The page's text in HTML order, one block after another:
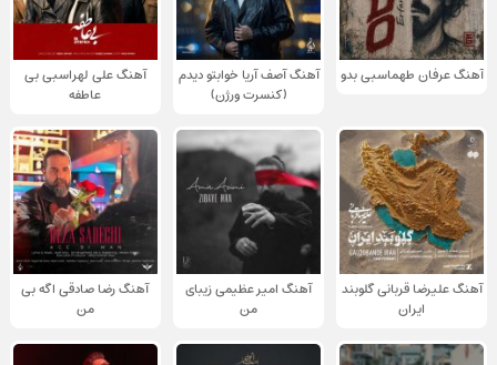
آهنگ عرفان طهماسبی بدو
آهنگ آصف آریا خوابتو دیدم
(کنسرت ورژن)
آهنگ علی لهراسبی بی
عاطفه
آهنگ علیرضا قربانی گلوبند
ایران
آهنگ امیر عظیمی زیبای
من
آهنگ رضا صادقی اگه بی
من